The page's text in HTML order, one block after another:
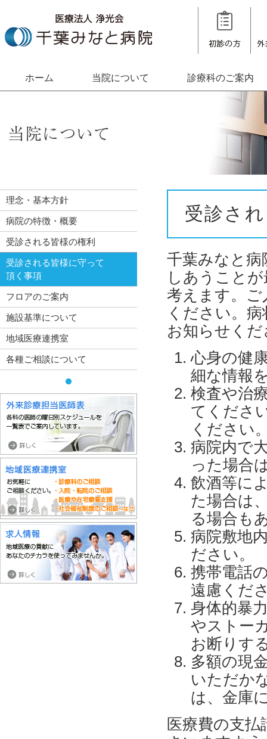
ホーム 当院について 診療科のご案内
理念・基本方針
病院の特徴・概要
受診される皆様の権利
受診される皆様に守って
頂く事項
フロアのご案内
施設基準について
地域医療連携室
各種ご相談について
受診さ
千葉みなと病
しあうこと
考えます。ご
ください。
お知らせくだ
心身の健
細な情報
検査や治
てくださ
ください
病院内で
った場合
飲酒等に
た場合は
る場合も
病院敷地
ださい。
携帯電話
遠慮くだ
身体的暴
やストー
お断りす
多額の現
いただか
は、金庫
医療費の支